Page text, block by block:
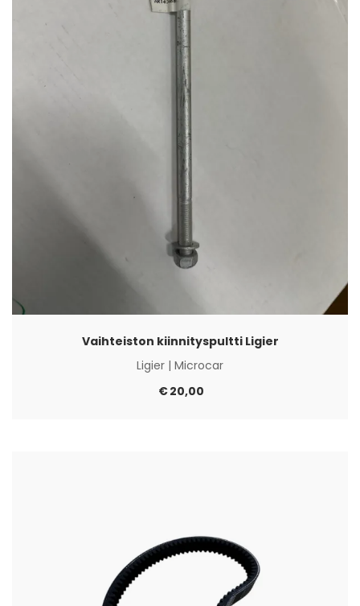
Vaihteiston kiinnityspultti Ligier
Ligier | Microcar
€20,00